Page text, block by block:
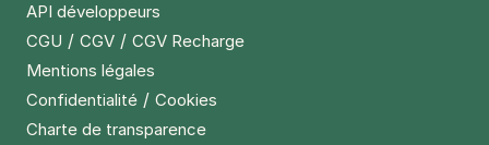
API développeurs
CGU / CGV / CGV Recharge
Mentions légales
Confidentialité / Cookies
Charte de transparence